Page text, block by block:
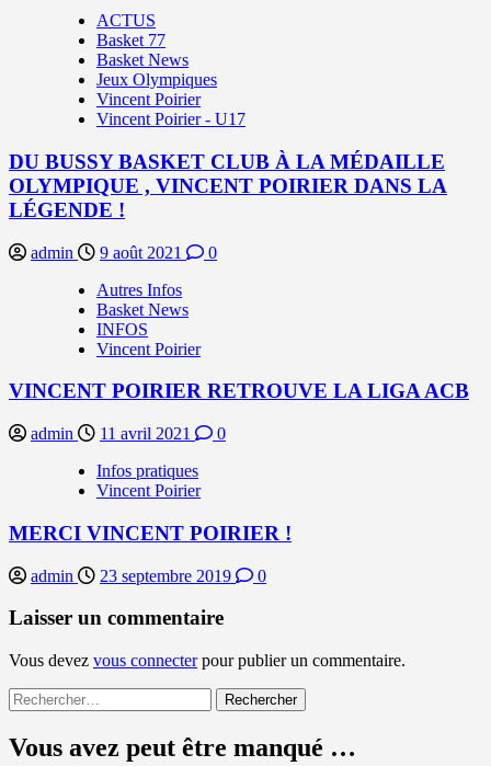
ACTUS
Basket 77
Basket News
Jeux Olympiques
Vincent Poirier
Vincent Poirier - U17
DU BUSSY BASKET CLUB À LA MÉDAILLE
OLYMPIQUE , VINCENT POIRIER DANS LA
LÉGENDE !
admin 9 août 2021
0
Autres Infos
Basket News
INFOS
Vincent Poirier
VINCENT POIRIER RETROUVE LA LIGA ACB
admin 11 avril 2021
0
Infos pratiques
Vincent Poirier
MERCI VINCENT POIRIER !
admin 23 septembre 2019 0
Laisser un commentaire
Vous devez vous connecterpour publier un commentaire.
Rechercher :
Vous avez peut être manqué …